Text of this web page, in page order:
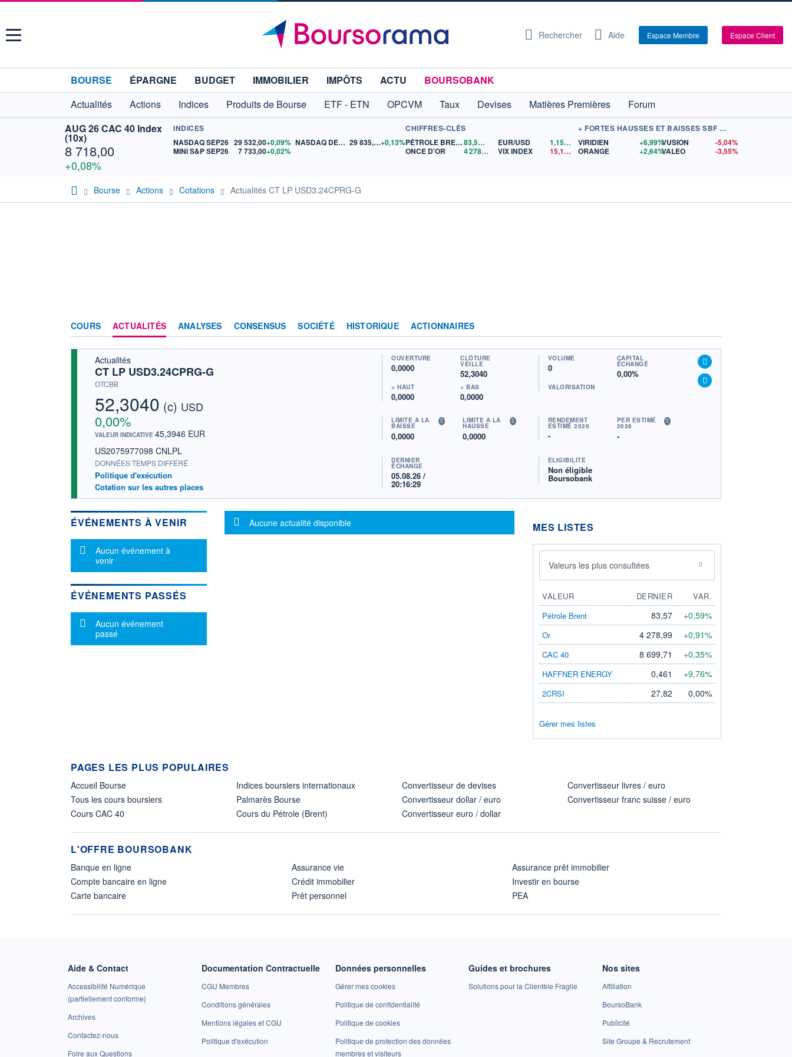
Menu Rechercher Aide Espace Membre Espace Client
BOURSE ÉPARGNE BUDGET IMMOBILIER IMPÔTS ACTU
BOURSOBANK
Actualités
Actions Indices Produits de Bourse ETF - ETN OPCVM Taux Devises Matières Premières
Forum
AUG 26 CAC 40 Index
(10x)
8 718,00
+0,08%
INDICES
NASDAQ SEP26 29 532,00+0,09%
MINI S&P SEP26
7 733,00+0,02%
NASDAQ DEC26 29 835,00+0,13%
CHIFFRES-CLÉS
PÉTROLE BRENT
83,57$US
ONCE D'OR
4 278,99 $US
EUR/USD 1,1522
$US
VIX INDEX
15,15$US
+ FORTES HAUSSES ET BAISSES SBF 120
VIRIDIEN
+6,99%
ORANGE
+2,64%
VUSION
-5,04%
VALEO
-3,55%
Bourse Actions Cotations Actualités CT LP USD3.24CPRG-G
COURS ACTUALITÉS ANALYSES CONSENSUS SOCIÉTÉ HISTORIQUE ACTIONNAIRES
Actualités
CT LP USD3.24CPRG-G
OTCBB
52,3040 (c) USD
0,00%
VALEUR INDICATIVE 45,3946 EUR
US2075977098 CNLPL
DONNÉES TEMPS DIFFÉRÉ
Politique d'exécution
Cotation sur les autres places
OUVERTURE
0,0000
CLÔTURE
VEILLE
52,3040
+ HAUT
0,0000
+ BAS
0,0000
VOLUME
0
CAPITAL
ÉCHANGÉ
0,00%
VALORISATION
LIMITE À LA
BAISSE
0,0000
LIMITE À LA
HAUSSE
0,0000
RENDEMENT
ESTIMÉ 2026
-
PER ESTIMÉ
2026
-
DERNIER
ÉCHANGE
05.08.26 /
20:16:29
ÉLIGIBILITÉ
Non éligible
Boursobank
ÉVÉNEMENTS À VENIR
Message d'information
Aucun événement à
venir
ÉVÉNEMENTS PASSÉS
Message d'information
Aucun événement
passé
Message d'information
Aucune actualité disponible MES LISTES
Valeurs les plus consultées
VALEUR DERNIER
VAR.
Pétrole Brent
83,57 +0,59%
Or 4 278,99 +0,91%
CAC 40 8 699,71 +0,35%
HAFFNER ENERGY 0,461 +9,76%
2CRSI 27,82 0,00%
Gérer mes listes
PAGES LES PLUS POPULAIRES
Accueil Bourse
Tous les cours boursiers
Cours CAC 40
Indices boursiers internationaux
Palmarès Bourse
Cours du Pétrole (Brent)
Convertisseur de devises
Convertisseur dollar / euro
Convertisseur euro / dollar
Convertisseur livres / euro
Convertisseur franc suisse / euro
L'OFFRE BOURSOBANK
Banque en ligne
Compte bancaire en ligne
Carte bancaire
Assurance vie
Crédit immobilier
Prêt personnel
Assurance prêt immobilier
Investir en bourse
PEA
Aide & Contact
Accessibilité Numérique
(partiellement conforme)
Archives
Contactez-nous
Foire aux Questions
Documentation Contractuelle
CGU Membres
Conditions générales
Mentions légales et CGU
Politique d'exécution
Données personnelles
Gérer mes cookies
Politique de confidentialité
Politique de cookies
Politique de protection des données
membres et visiteurs
Guides et brochures
Solutions pour la Clientèle Fragile
Nos sites
Affiliation
BoursoBank
Publicité
Site Groupe & Recrutement